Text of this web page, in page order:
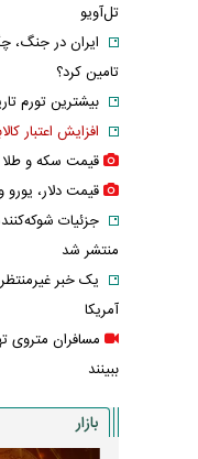
رهبر شهید درباره احتمال
تل‌آویو
ایران در جنگ،
تامین کرد؟
بیشترین تورم
افزایش اعتبار
قیمت سکه و
قیمت دلار،
جزئیات
منتشر شد
یک خبر
آمریکا
مسافران متروی
ببینند
بازار